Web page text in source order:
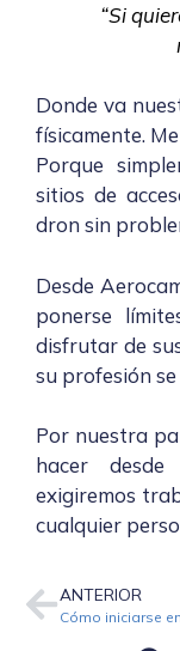
“Si
Donde va
físicamente.
Porque
sitios de
dron sin
Desde
ponerse
disfrutar de
su profesión
Por nuestra
hacer
exigiremos
cualquier
ANTERIOR